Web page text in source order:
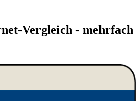
Vergleich - mehrfach